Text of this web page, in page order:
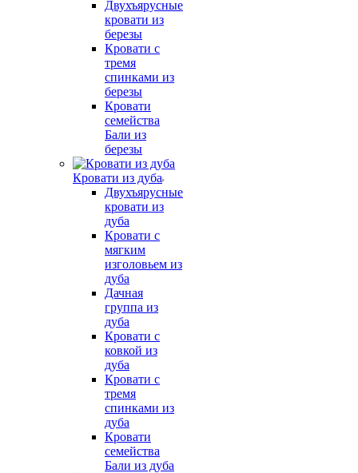
Двухъярусные
кровати из
березы
Кровати с
тремя
спинками из
березы
Кровати
семейства
Бали из
березы
Кровати из дуба
Двухъярусные
кровати из
дуба
Кровати с
мягким
изголовьем из
дуба
Дачная
группа из
дуба
Кровати с
ковкой из
дуба
Кровати с
тремя
спинками из
дуба
Кровати
семейства
Бали из дуба